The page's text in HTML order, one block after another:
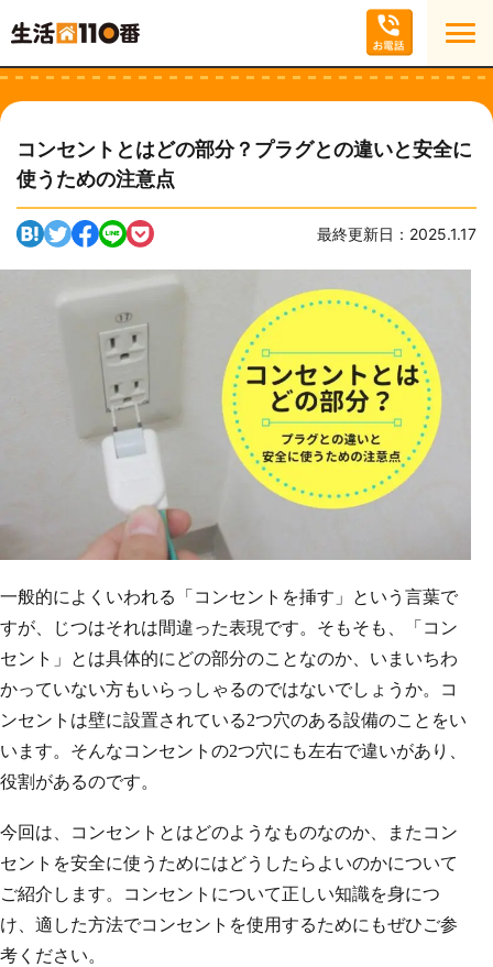
コンセントとはどの部分？プラグとの違いと安全に
使うための注意点
最終更新日：2025.1.17
一般的によくいわれる「コンセントを挿す」という言葉で
すが、じつはそれは間違った表現です。そもそも、「コン
セント」とは具体的にどの部分のことなのか、いまいちわ
かっていない方もいらっしゃるのではないでしょうか。コ
ンセントは壁に設置されている2つ穴のある設備のことをい
います。そんなコンセントの2つ穴にも左右で違いがあり、
役割があるのです。
今回は、コンセントとはどのようなものなのか、またコン
セントを安全に使うためにはどうしたらよいのかについて
ご紹介します。コンセントについて正しい知識を身につ
け、適した方法でコンセントを使用するためにもぜひご参
考ください。